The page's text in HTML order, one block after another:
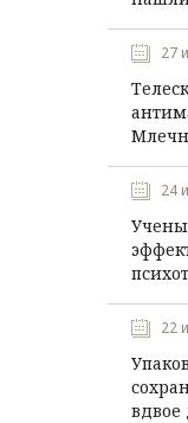
27
24
22
вдвое